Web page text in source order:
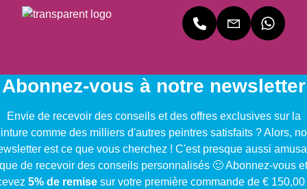
Abonnez-vous à notre newsletter
Envie de recevoir des conseils et des offres exclusives sur la
comme des milliers d'autres peintres satisfaits ? Alors,
est ce que vous cherchez ! C'est presque aussi
que de recevoir des conseils personnalisés 🙂 Abonnez-vous et
5% de remise sur votre première commande de € 150,00